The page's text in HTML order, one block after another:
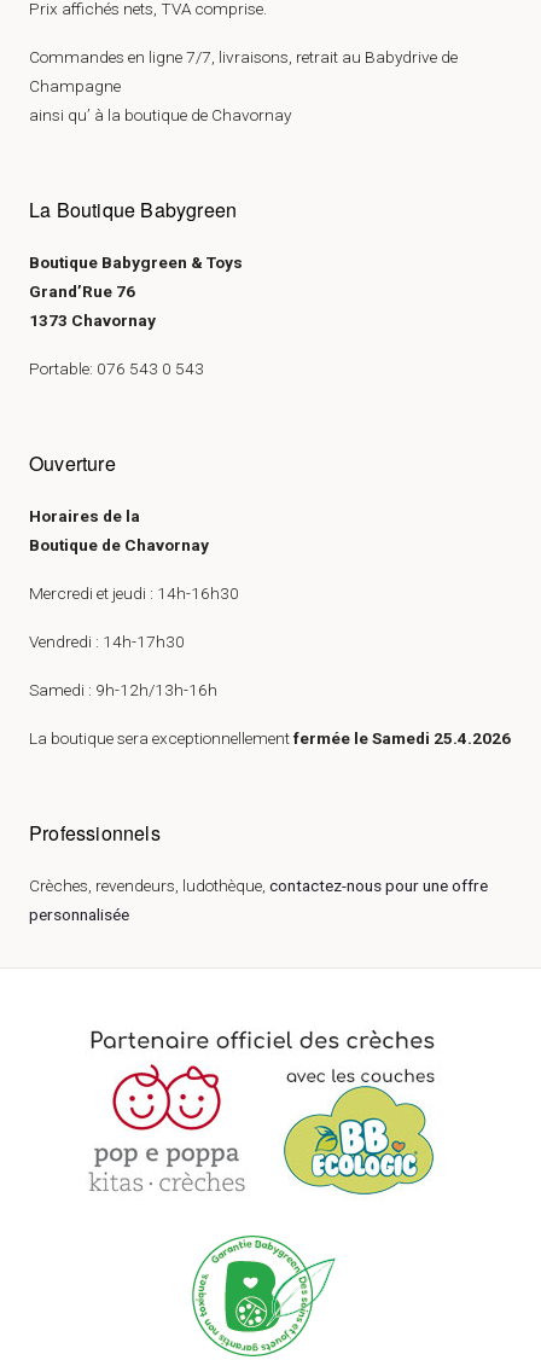
Prix affichés nets, TVA comprise.
Commandes en ligne 7/7, livraisons, retrait au Babydrive de
Champagne
ainsi qu’ à la boutique de Chavornay
La Boutique Babygreen
Boutique Babygreen & Toys
Grand’Rue 76
1373 Chavornay
Portable: 076 543 0 543
Ouverture
Horaires de la
Boutique de Chavornay
Mercredi et jeudi : 14h-16h30
Vendredi : 14h-17h30
Samedi : 9h-12h/13h-16h
La boutique sera exceptionnellementfermée le Samedi 25.4.2026
Professionnels
Crèches, revendeurs, ludothèque, contactez-nous pour une offre
personnalisée